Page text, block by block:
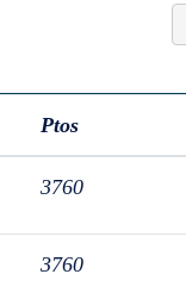
Ptos
3760
3760